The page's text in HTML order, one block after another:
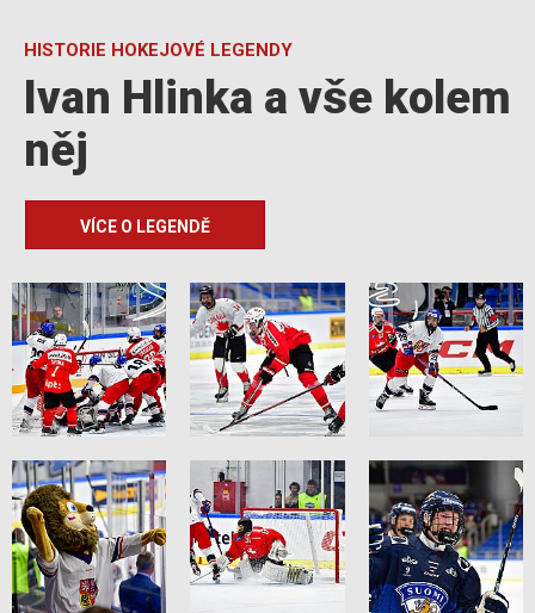
HISTORIE HOKEJOVÉ LEGENDY
Ivan Hlinka a vše kolem
něj
VÍCE O LEGENDĚ